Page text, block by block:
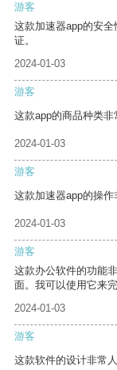
游客
这款加速器app的安
证。
2024-01-03
游客
这款app的商品种类非
2024-01-03
游客
这款加速器app的操作
2024-01-03
游客
这款办公软件的功能
面。我可以使用它来
2024-01-03
游客
这款软件的设计非常